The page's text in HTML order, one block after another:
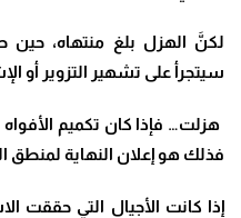
لكنَّ الهزل بلغ منتهاه،
سيتجرأ على تشهير التزوير أو
هزلت… فإذا كان تكميم
فذلك هو إعلان النهاية لمنطق
إذا كانت الأجيال التي حققت